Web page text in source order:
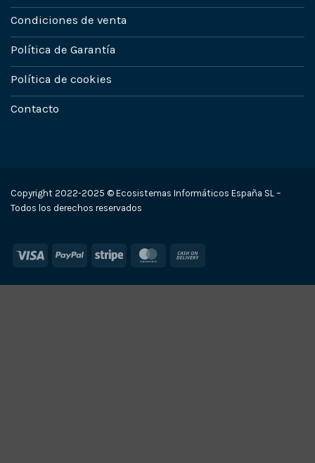
Condiciones de venta
Política de Garantía
Política de cookies
Contacto
Copyright 2022-2025 © Ecosistemas Informáticos España SL –
Todos los derechos reservados
Visa PayPal Stripe MasterCard